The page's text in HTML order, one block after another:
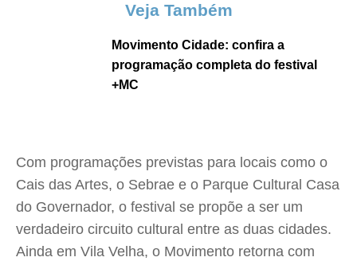
Veja Também
Movimento Cidade: confira a
programação completa do festival
+MC
Com programações previstas para locais como o
Cais das Artes, o Sebrae e o Parque Cultural Casa
do Governador, o festival se propõe a ser um
verdadeiro circuito cultural entre as duas cidades.
Ainda em Vila Velha, o Movimento retorna com